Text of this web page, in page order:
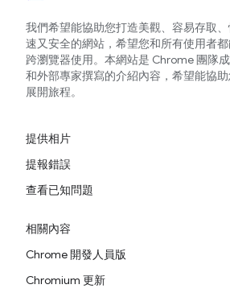
我們希望能協助您打造美觀、容易存取
速又安全的網站，希望您和所有使用者
跨瀏覽器使用。本網站是 Chrome 團隊
和外部專家撰寫的介紹內容，希望能協
展開旅程。
提供相片
提報錯誤
查看已知問題
相關內容
Chrome 開發人員版
Chromium 更新